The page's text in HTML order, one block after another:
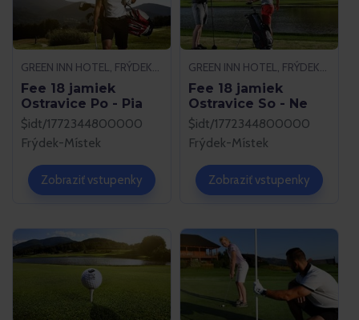
GREEN INN HOTEL, FRÝDEK-MÍSTEK
Fee 18 jamiek
Ostravice Po - Pia
$idt/1772344800000
Frýdek-Místek
Zobraziť vstupenky
GREEN INN HOTEL, FRÝDEK-MÍSTEK
Fee 18 jamiek
Ostravice So - Ne
$idt/1772344800000
Frýdek-Místek
Zobraziť vstupenky